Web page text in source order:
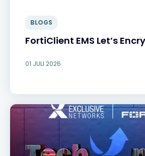
BLOGS
FortiClient EMS Let’s
01 JULI 2026